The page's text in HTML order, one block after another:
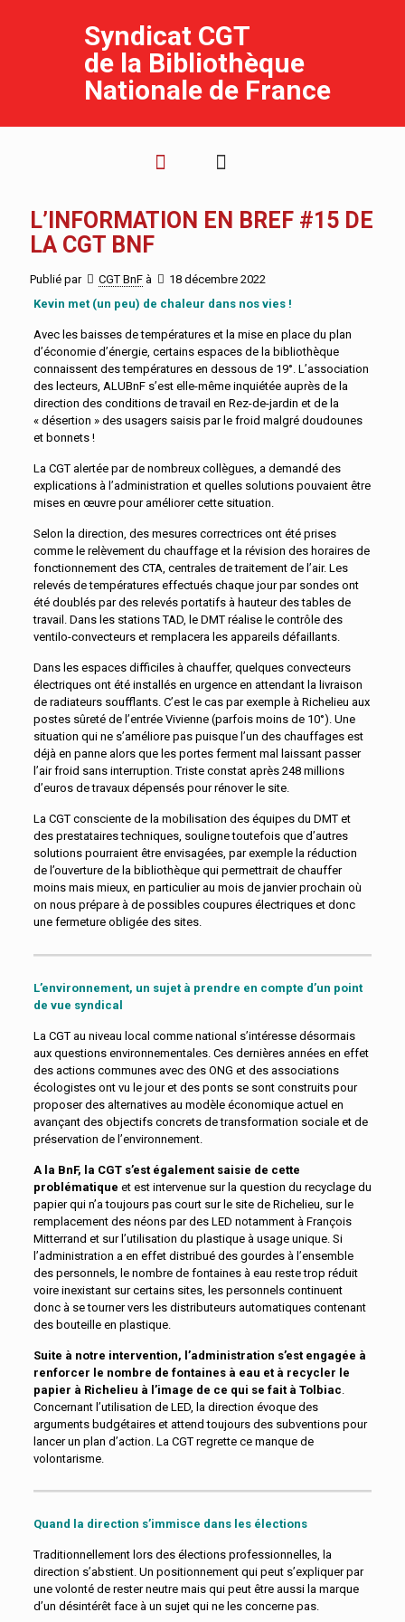
Syndicat CGT
de la Bibliothèque
Nationale de France
L’INFORMATION EN BREF #15 DE
LA CGT BNF
Publié par CGT BnF à
18 décembre 2022
Kevin met (un peu) de chaleur dans nos vies !
Avec les baisses de températures et la mise en place du plan
d’économie d’énergie, certains espaces de la bibliothèque
connaissent des températures en dessous de 19°. L’association
des lecteurs, ALUBnF s’est elle-même inquiétée auprès de la
direction des conditions de travail en Rez-de-jardin et de la
« désertion » des usagers saisis par le froid malgré doudounes
et bonnets !
La CGT alertée par de nombreux collègues, a demandé des
explications à l’administration et quelles solutions pouvaient être
mises en œuvre pour améliorer cette situation.
Selon la direction, des mesures correctrices ont été prises
comme le relèvement du chauffage et la révision des horaires de
fonctionnement des CTA, centrales de traitement de l’air. Les
relevés de températures effectués chaque jour par sondes ont
été doublés par des relevés portatifs à hauteur des tables de
travail. Dans les stations TAD, le DMT réalise le contrôle des
ventilo-convecteurs et remplacera les appareils défaillants.
Dans les espaces difficiles à chauffer, quelques convecteurs
électriques ont été installés en urgence en attendant la livraison
de radiateurs soufflants. C’est le cas par exemple à Richelieu aux
postes sûreté de l’entrée Vivienne (parfois moins de 10°). Une
situation qui ne s’améliore pas puisque l’un des chauffages est
déjà en panne alors que les portes ferment mal laissant passer
l’air froid sans interruption. Triste constat après 248 millions
d’euros de travaux dépensés pour rénover le site.
La CGT consciente de la mobilisation des équipes du DMT et
des prestataires techniques, souligne toutefois que d’autres
solutions pourraient être envisagées, par exemple la réduction
de l’ouverture de la bibliothèque qui permettrait de chauffer
moins mais mieux, en particulier au mois de janvier prochain où
on nous prépare à de possibles coupures électriques et donc
une fermeture obligée des sites.
L’environnement, un sujet à prendre en compte d’un point
de vue syndical
La CGT au niveau local comme national s’intéresse désormais
aux questions environnementales. Ces dernières années en effet
des actions communes avec des ONG et des associations
écologistes ont vu le jour et des ponts se sont construits pour
proposer des alternatives au modèle économique actuel en
avançant des objectifs concrets de transformation sociale et de
préservation de l’environnement.
A la BnF, la CGT s’est également saisie de cette
problématique et est intervenue sur la question du recyclage du
papier qui n’a toujours pas court sur le site de Richelieu, sur le
remplacement des néons par des LED notamment à François
Mitterrand et sur l’utilisation du plastique à usage unique. Si
l’administration a en effet distribué des gourdes à l’ensemble
des personnels, le nombre de fontaines à eau reste trop réduit
voire inexistant sur certains sites, les personnels continuent
donc à se tourner vers les distributeurs automatiques contenant
des bouteille en plastique.
Suite à notre intervention, l’administration s’est engagée à
renforcer le nombre de fontaines à eau et à recycler le
papier à Richelieu à l’image de ce qui se fait à Tolbiac.
Concernant l’utilisation de LED, la direction évoque des
arguments budgétaires et attend toujours des subventions pour
lancer un plan d’action. La CGT regrette ce manque de
volontarisme.
Quand la direction s’immisce dans les élections
Traditionnellement lors des élections professionnelles, la
direction s’abstient. Un positionnement qui peut s’expliquer par
une volonté de rester neutre mais qui peut être aussi la marque
d’un désintérêt face à un sujet qui ne les concerne pas.